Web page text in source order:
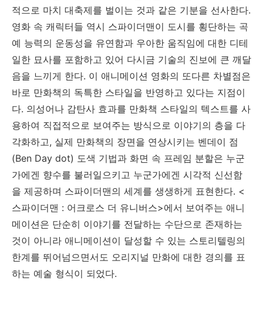
적으로 마치 대축제를 벌이는 것과 같은 기분을 선사한다.
영화 속 캐릭터들 역시 스파이더맨이 도시를 횡단하는 곡
예 능력의 운동성을 유연함과 우아한 움직임에 대한 디테
일한 묘사를 포함하고 있어 다시금 기술의 진보에 큰 깨달
음을 느끼게 한다. 이 애니메이션 영화의 또다른 차별점은
바로 만화책의 독특한 스타일을 반영하고 있다는 지점이
다. 의성어나 감탄사 효과를 만화책 스타일의 텍스트를 사
용하여 직접적으로 보여주는 방식으로 이야기의 층을 다
각화하고, 실제 만화책의 장면을 연상시키는 벤데이 점
(Ben Day dot) 도색 기법과 화면 속 프레임 분할은 누군
가에겐 향수를 불러일으키고 누군가에겐 시각적 신선함
을 제공하며 스파이더맨의 세계를 생생하게 표현한다. <
스파이더맨 : 어크로스 더 유니버스>에서 보여주는 애니
메이션은 단순히 이야기를 전달하는 수단으로 존재하는
것이 아니라 애니메이션이 달성할 수 있는 스토리텔링의
한계를 뛰어넘으면서도 오리지널 만화에 대한 경의를 표
하는 예술 형식이 되었다.